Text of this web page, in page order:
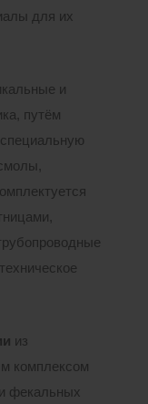
для их
и
путём
из
комплексом
фекальных